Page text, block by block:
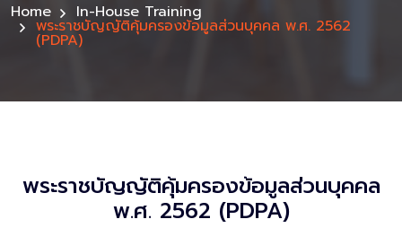
Home In-House Training
พระราชบัญญัติคุ้มครองข้อมูลส่วนบุคคล พ.ศ. 2562
(PDPA)
พระราชบัญญัติคุ้มครองข้อมูลส่วนบุคคล
พ.ศ. 2562 (PDPA)